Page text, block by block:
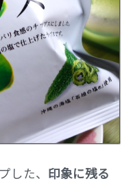
した、 印象に残る